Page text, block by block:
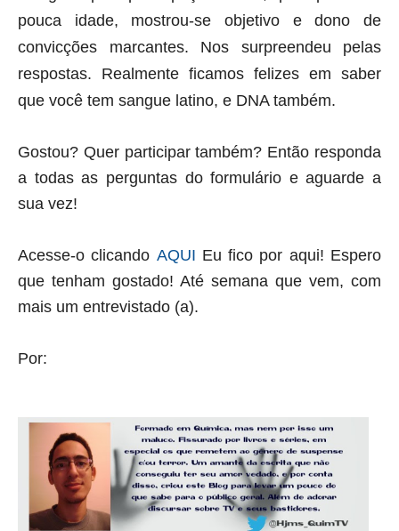
pouca idade, mostrou-se objetivo e dono de
convicções marcantes. Nos surpreendeu pelas
respostas. Realmente ficamos felizes em saber
que você tem sangue latino, e DNA também.
Gostou? Quer participar também? Então responda
a todas as perguntas do formulário e aguarde a
sua vez!
Acesse-o clicando AQUI Eu fico por aqui! Espero
que tenham gostado! Até semana que vem, com
mais um entrevistado (a).
Por: